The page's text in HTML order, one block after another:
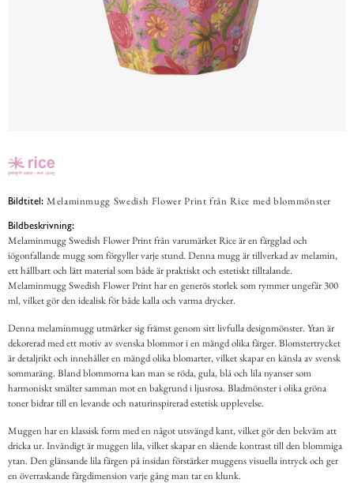
Bildtitel: Melaminmugg Swedish Flower Print från Rice med blommönster
Bildbeskrivning:
Melaminmugg Swedish Flower Print från varumärket Rice är en färgglad och
iögonfallande mugg som förgyller varje stund. Denna mugg är tillverkad av melamin,
ett hållbart och lätt material som både är praktiskt och estetiskt tilltalande.
Melaminmugg Swedish Flower Print har en generös storlek som rymmer ungefär 300
ml, vilket gör den idealisk för både kalla och varma drycker.
Denna melaminmugg utmärker sig främst genom sitt livfulla designmönster. Ytan är
dekorerad med ett motiv av svenska blommor i en mängd olika färger. Blomstertrycket
är detaljrikt och innehåller en mängd olika blomarter, vilket skapar en känsla av svensk
sommaräng. Bland blommorna kan man se röda, gula, blå och lila nyanser som
harmoniskt smälter samman mot en bakgrund i ljusrosa. Bladmönster i olika gröna
toner bidrar till en levande och naturinspirerad estetisk upplevelse.
Muggen har en klassisk form med en något utsvängd kant, vilket gör den bekväm att
dricka ur. Invändigt är muggen lila, vilket skapar en slående kontrast till den blommiga
ytan. Den glänsande lila färgen på insidan förstärker muggens visuella intryck och ger
en överraskande färgdimension varje gång man tar en klunk.